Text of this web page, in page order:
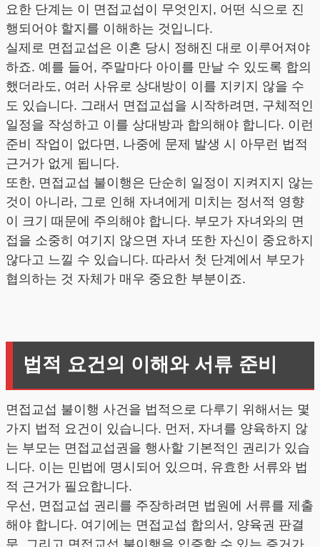
요한 단계는 이 면접교섭이 무엇인지, 어떤 식으로 진
행되어야 할지를 이해하는 것입니다.
실제로 면접교섭은 이혼 당시 정해진 대로 이루어져야
하죠. 예를 들어, 주말마다 아이를 만날 수 있도록 합의
했더라도, 여러 사유로 상대방이 이를 지키지 않을 수
도 있습니다. 그래서 면접교섭을 시작하려면, 구체적인
일정을 작성하고 이를 상대방과 합의해야 합니다. 이런
준비 작업이 없다면, 나중에 문제 발생 시 아무런 법적
근거가 없게 됩니다.
또한, 면접교섭 불이행은 단순히 일정이 지켜지지 않는
것이 아니라, 그로 인해 자녀에게 미치는 정서적 영향
이 크기 때문에 주의해야 합니다. 부모가 자녀와의 면
접을 소중히 여기지 않으면 자녀 또한 자신이 중요하지
않다고 느낄 수 있습니다. 따라서 첫 단계에서 부모가
협의하는 것 자체가 매우 중요한 부분이죠.
법적 요건의 이해와 서류 준비
면접교섭 불이행 사건을 법적으로 다루기 위해서는 몇
가지 법적 요건이 있습니다. 먼저, 자녀를 양육하지 않
는 부모는 면접교섭권을 행사할 기본적인 권리가 있습
니다. 이는 민법에 명시되어 있으며, 유효한 서류와 법
적 근거가 필요합니다.
우선, 면접교섭 권리를 주장하려면 법원에 서류를 제출
해야 합니다. 여기에는 면접교섭 합의서, 양육권 판결
문, 그리고 면접교섭 불이행을 입증할 수 있는 증거가